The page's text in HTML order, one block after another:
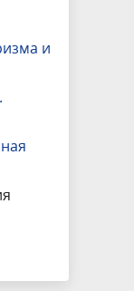
и